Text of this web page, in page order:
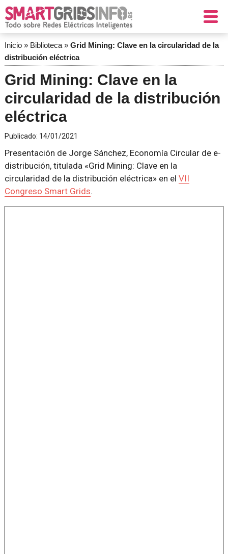
Inicio» Biblioteca» Grid Mining: Clave en la circularidad de la
distribución eléctrica
Grid Mining: Clave en la
circularidad de la distribución
eléctrica
Publicado: 14/01/2021
Presentación de Jorge Sánchez, Economía Circular de e-
distribución, titulada «Grid Mining: Clave en la
circularidad de la distribución eléctrica» en el VII
Congreso Smart Grids.